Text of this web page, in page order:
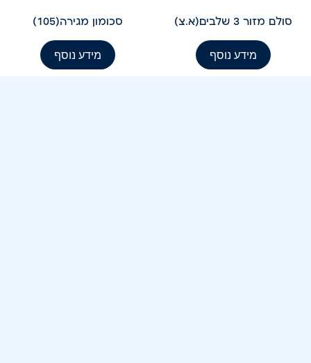
סולם מזור 3 שלבים(א.צ)
מידע נוסף
סכומון מגירה(105)
מידע נוסף